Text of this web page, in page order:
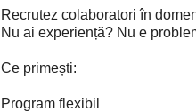
Recrutez colaboratori în
Nu ai experiență? Nu e
Ce primești:
Program flexibil